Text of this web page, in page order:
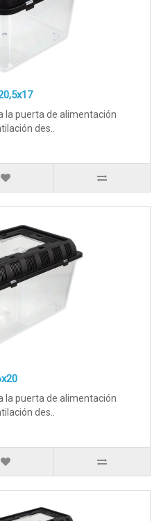
la puerta de alimentación
des..
la puerta de alimentación
des..